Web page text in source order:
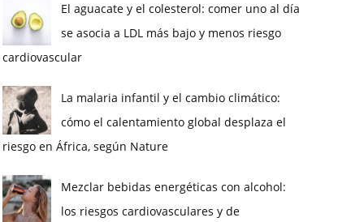
El aguacate y el colesterol: comer uno al día
se asocia a LDL más bajo y menos riesgo
cardiovascular
La malaria infantil y el cambio climático:
cómo el calentamiento global desplaza el
riesgo en África, según Nature
Mezclar bebidas energéticas con alcohol:
los riesgos cardiovasculares y de